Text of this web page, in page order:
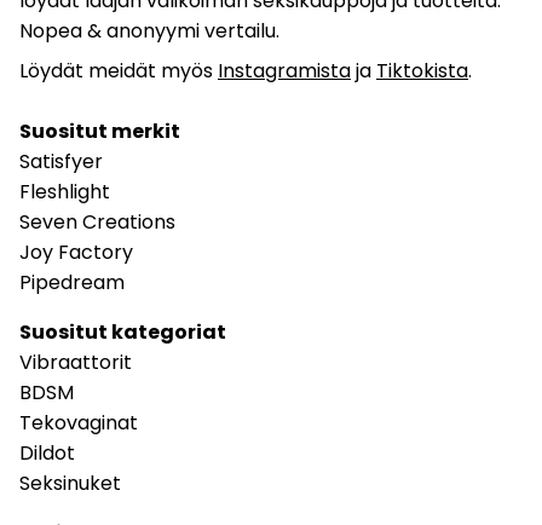
Nopea & anonyymi vertailu.
Löydät meidät myös Instagramistaja Tiktokista.
Suositut merkit
Satisfyer
Fleshlight
Seven Creations
Joy Factory
Pipedream
Suositut kategoriat
Vibraattorit
BDSM
Tekovaginat
Dildot
Seksinuket